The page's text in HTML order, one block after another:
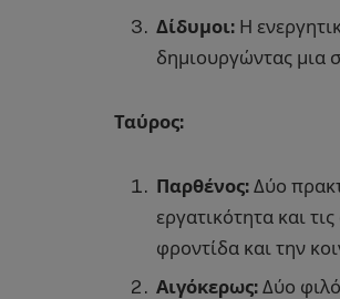
Δίδυμοι: Η
δημιουργώντας μια
Ταύρος:
Παρθένος: Δύο
εργατικότητα και
φροντίδα και την
Αιγόκερως: Δύο